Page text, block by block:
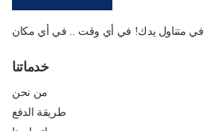
في متناول يدك! في أي وقت .. في أي مكان
خدماتنا
من نحن
طريقة الدفع